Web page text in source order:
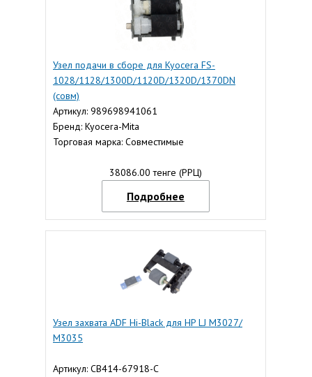
Узел подачи в сборе для Kyocera FS-
1028/1128/1300D/1120D/1320D/1370DN
(совм)
Артикул: 989698941061
Бренд: Kyocera-Mita
Торговая марка: Совместимые
38086.00 тенге (РРЦ)
Подробнее
Узел захвата ADF Hi-Black для HP LJ M3027/
M3035
Артикул: CB414-67918-С